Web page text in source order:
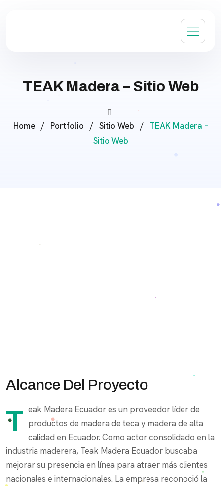
TEAK Madera – Sitio Web
Home / Portfolio / Sitio Web /
TEAK Madera –
Sitio Web
Alcance Del Proyecto
Teak Madera Ecuador es un proveedor líder de productos de madera de teca y madera de alta
calidad en Ecuador. Como actor consolidado en la
industria maderera, Teak Madera Ecuador buscaba
mejorar su presencia en línea para atraer más clientes
nacionales e internacionales. La empresa reconoció la